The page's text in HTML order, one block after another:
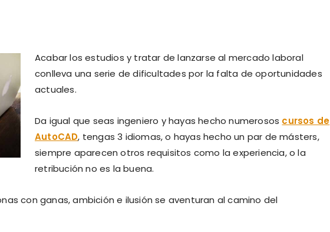
Acabar los estudios y tratar de lanzarse al mercado laboral
conlleva una serie de dificultades por la falta de oportunidades
actuales.
Da igual que seas ingeniero y hayas hecho numerosos cursos de
AutoCAD, tengas 3 idiomas, o hayas hecho un par de másters,
siempre aparecen otros requisitos como la experiencia, o la
retribución no es la buena.
con ganas, ambición e ilusión se aventuran al camino del